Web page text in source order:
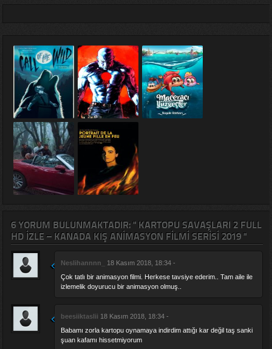
6 YORUM BULUNMAKTADIR: " KARTOPU SAVAŞLARI 2 FULL
HD IZLE – KANADA KIŞ ANIMASYON FILMI SERISI 2019 "
Neslihannnn_
18 Kasım 2018, 18:34 -
Çok tatlı bir animasyon filmi. Herkese tavsiye ederim.. Tam aile ile
izlemelik doyurucu bir animasyon olmuş..
beesiiktaslii 18 Kasım 2018, 18:34 -
Babamı zorla kartopu oynamaya indirdim attığı kar değil taş sanki
şuan kafamı hissetmiyorum